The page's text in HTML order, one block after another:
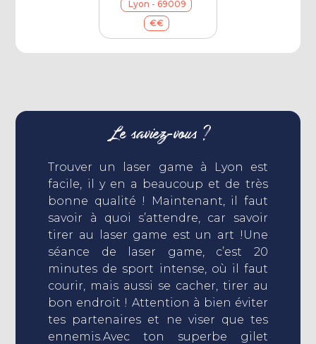
Lyon - 69009
€€
Le saviez-vous ?
Trouver un laser game à Lyon est
facile, il y en a beaucoup et de très
bonne qualité ! Maintenant, il faut
savoir à quoi s’attendre, car savoir
tirer au laser game est un art !Une
séance de laser game, c’est 20
minutes de sport intense, où il faut
courir, mais aussi se cacher, tirer au
bon endroit ! Attention à bien éviter
tes partenaires et ne viser que tes
ennemis.Avec ton superbe gilet